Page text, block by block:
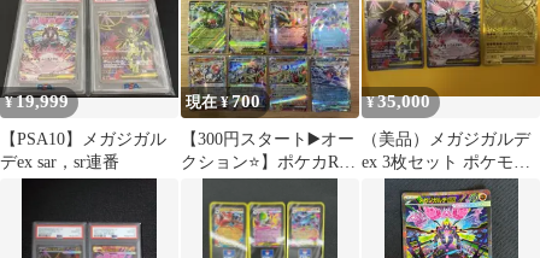
¥19,999
【PSA10】メガジガル
デex sar，sr連番
現在 ¥700
【300円スタート▶️オー
クション⭐️】ポケカRR
ウザexなど
¥35,000
（美品）メガジガルデ
ex 3枚セット ポケモン
カード MUR SAR SR